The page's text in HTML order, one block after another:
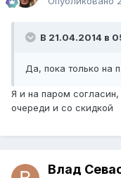
В 21.04.2014 в
Да, пока только на
Я и на паром
очереди и со скидкой
Влад